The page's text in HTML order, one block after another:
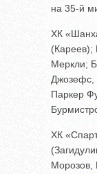
на 35-й
ХК
(Кареев);
Меркли;
Джозефс,
Паркер
ХК
Морозов,